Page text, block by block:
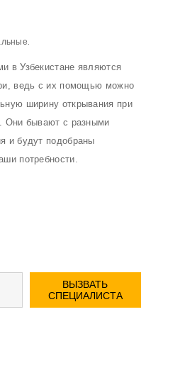
в Узбекистане являются
ведь с их помощью можно
ширину открывания при
Они бывают с разными
и будут подобраны
потребности.
ВЫЗВАТЬ
СПЕЦИАЛИСТА